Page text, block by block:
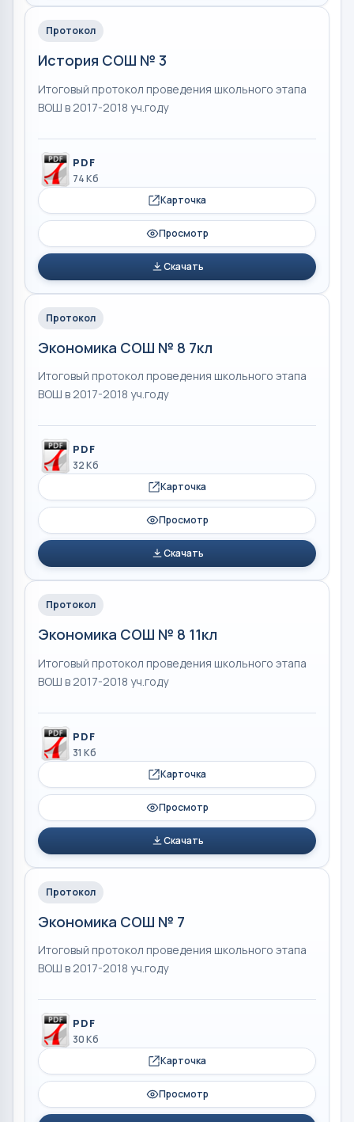
Протокол
История СОШ № 3
Итоговый протокол проведения школьного этапа
ВОШ в 2017-2018 уч.году
PDF
74 Кб
Карточка
Просмотр
Скачать
Протокол
Экономика СОШ № 8 7кл
Итоговый протокол проведения школьного этапа
ВОШ в 2017-2018 уч.году
PDF
32 Кб
Карточка
Просмотр
Скачать
Протокол
Экономика СОШ № 8 11кл
Итоговый протокол проведения школьного этапа
ВОШ в 2017-2018 уч.году
PDF
31 Кб
Карточка
Просмотр
Скачать
Протокол
Экономика СОШ № 7
Итоговый протокол проведения школьного этапа
ВОШ в 2017-2018 уч.году
PDF
30 Кб
Карточка
Просмотр